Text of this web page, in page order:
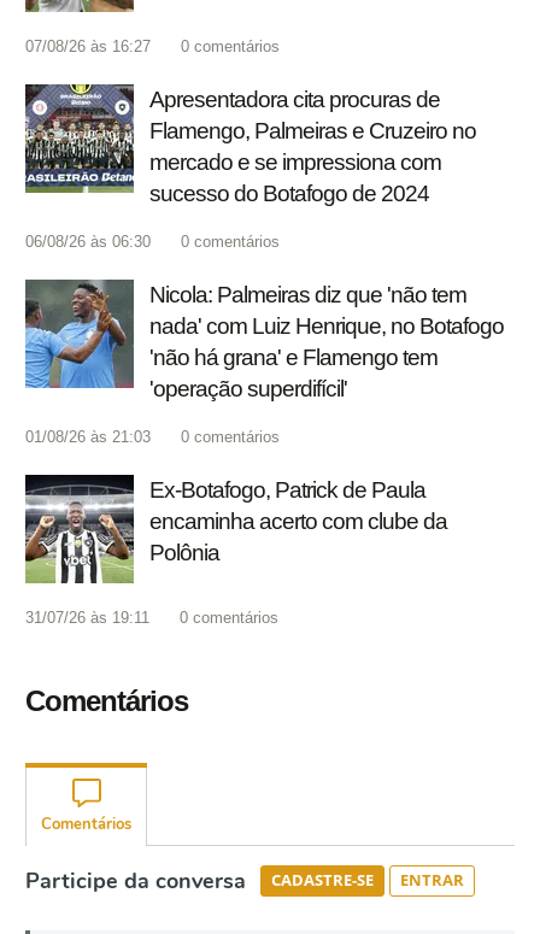
07/08/26 às 16:27 0 comentários
Apresentadora cita procuras de
Flamengo, Palmeiras e Cruzeiro no
mercado e se impressiona com
sucesso do Botafogo de 2024
06/08/26 às 06:30 0 comentários
Nicola: Palmeiras diz que 'não tem
nada' com Luiz Henrique, no Botafogo
'não há grana' e Flamengo tem
'operação superdifícil'
01/08/26 às 21:03 0 comentários
Ex-Botafogo, Patrick de Paula
encaminha acerto com clube da
Polônia
31/07/26 às 19:11 0 comentários
Comentários